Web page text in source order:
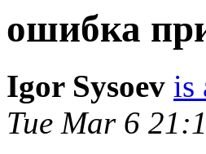
ошибка
Igor Sysoev is
Tue Mar 6